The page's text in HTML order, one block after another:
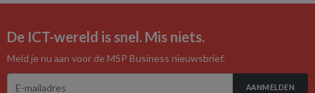
De ICT-wereld is snel. Mis niets.
Meld je nu aan voor de MSP Business nieuwsbrief.
AANMELDEN